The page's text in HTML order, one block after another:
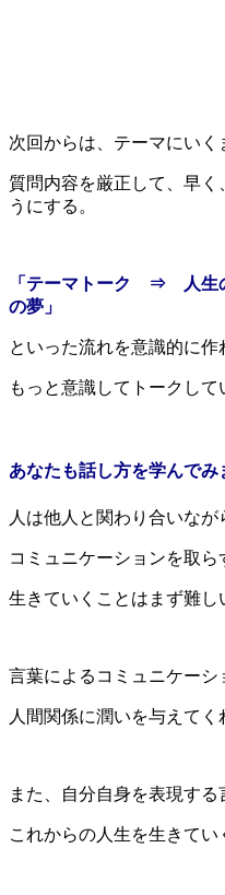
次回からは、テーマにいく
質問内容を厳正して、早
うにする。
「テーマトーク ⇒ 人
の夢」
といった流れを意識的に作
もっと意識してトークして
あなたも話し方を学んでみ
人は他人と関わり合いなが
コミュニケーションを取ら
生きていくことはまず難し
言葉によるコミュニケーシ
人間関係に潤いを与えてく
また、自分自身を表現する
これからの人生を生きてい